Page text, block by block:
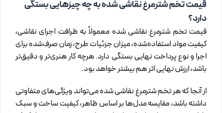
قیمت تخم شترمرغ نقاشی شده به چه چیزهایی بستگی
دارد؟
قیمت تخم شترمرغ نقاشی شده معمولاً به ظرافت اجرای نقاشی،
کیفیت مواد استفاده‌شده، میزان جزئیات طرح، زمان صرف‌شده برای
اجرا و نوع پرداخت نهایی بستگی دارد. هرچه کار هنری‌تر و دقیق‌تر
باشد، ارزش نهایی اثر هم بیشتر خواهد بود.
از آنجا که هر تخم شترمرغ نقاشی شده می‌تواند ویژگی‌های متفاوتی
داشته باشد، مقایسه مدل‌ها بر اساس ظاهر، کیفیت ساخت و سبک